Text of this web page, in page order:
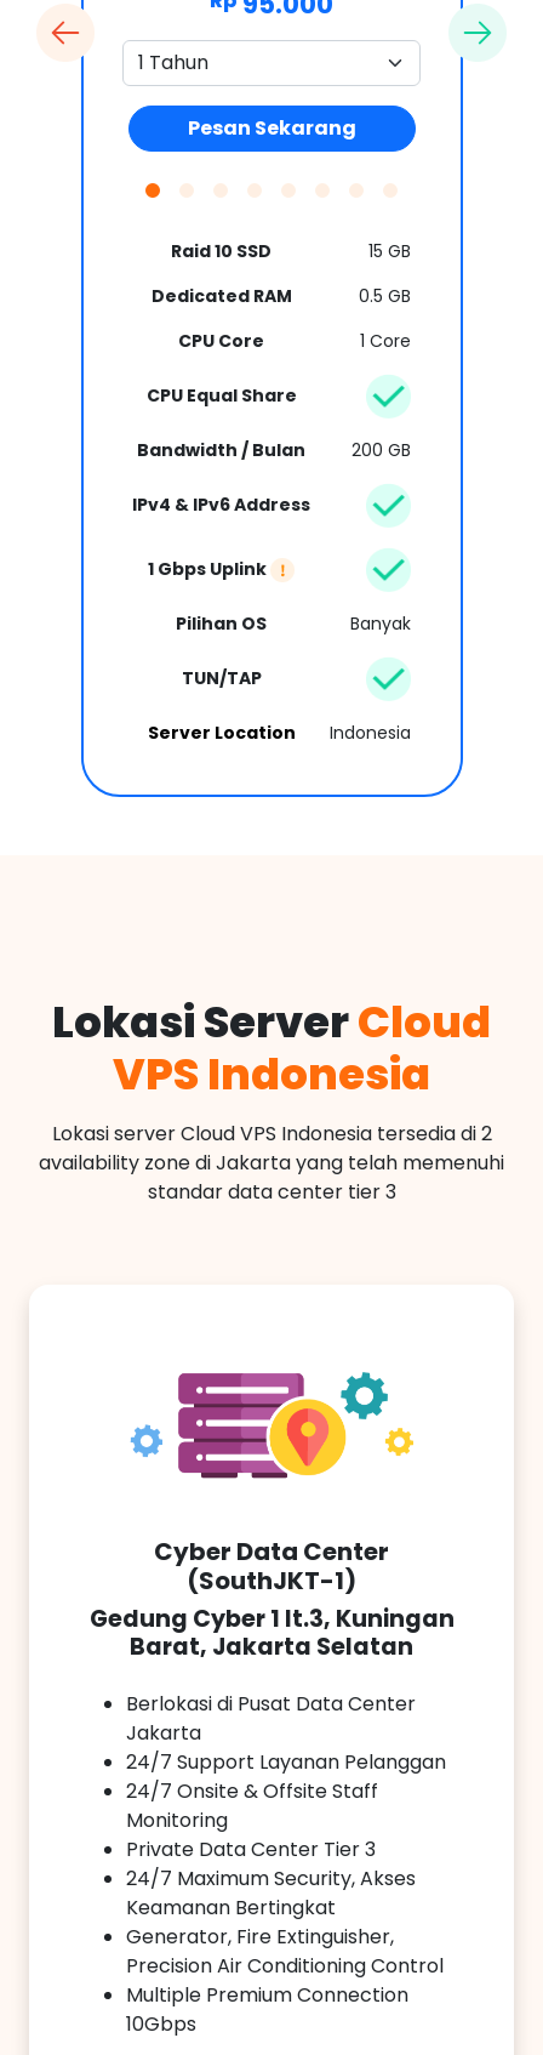
Pesan Sekarang
Raid 10 SSD
15 GB
Dedicated RAM
0.5 GB
CPU Core
1 Core
CPU Equal Share
Bandwidth / Bulan 200 GB
IPv4 & IPv6 Address
1 Gbps Uplink
Pilihan OS Banyak
TUN/TAP
Server Location Indonesia
Lokasi ServerCloud
VPS Indonesia
Lokasi server Cloud VPS Indonesia tersedia di 2
availability zone di Jakarta yang telah memenuhi
standar data center tier 3
Cyber Data Center
(SouthJKT-1)
Gedung Cyber 1 lt.3, Kuningan
Barat, Jakarta Selatan
Berlokasi di Pusat Data Center
Jakarta
24/7 Support Layanan Pelanggan
24/7 Onsite & Offsite Staff
Monitoring
Private Data Center Tier 3
24/7 Maximum Security, Akses
Keamanan Bertingkat
Generator, Fire Extinguisher,
Precision Air Conditioning Control
Multiple Premium Connection
10Gbps